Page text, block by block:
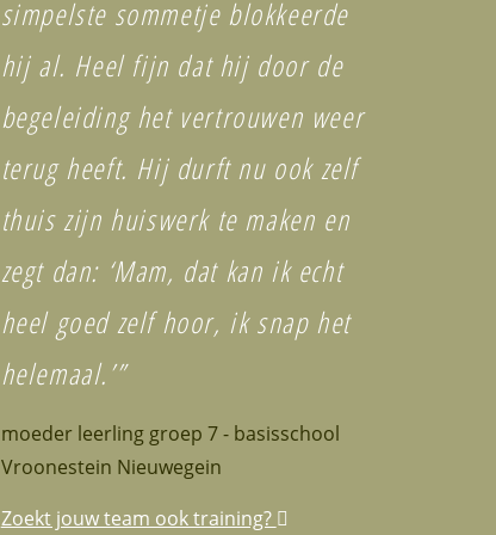
simpelste sommetje blokkeerde
hij al. Heel fijn dat hij door de
begeleiding het vertrouwen weer
terug heeft. Hij durft nu ook zelf
thuis zijn huiswerk te maken en
zegt dan: ‘Mam, dat kan ik echt
heel goed zelf hoor, ik snap het
helemaal.’”
moeder leerling groep 7 - basisschool
Vroonestein Nieuwegein
Zoekt jouw team ook training?